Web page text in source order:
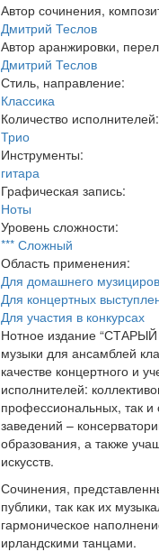
Автор сочинения,
Дмитрий Теслов
Автор аранжировки,
Дмитрий Теслов
Стиль, направление:
Классика
Количество исполнителей:
Трио
Инструменты:
гитара
Графическая запись:
Ноты
Уровень сложности:
*** Сложный
Область применения:
Для домашнего
Для концертных
Для участия в конкурсах
Нотное издание
музыки для ансамблей
качестве концертного и
исполнителей:
профессиональных, так и
заведений –
образования, а также
искусств.
Сочинения,
публики, так как их
гармоническое
ирландскими танцами.